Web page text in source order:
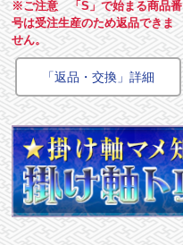
※ご注意 「S」で始まる商品番
号は受注生産のため返品できま
せん。
「返品・交換」詳細